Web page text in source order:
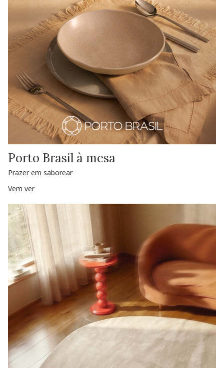
Porto Brasil à mesa
Prazer em saborear
Vem ver